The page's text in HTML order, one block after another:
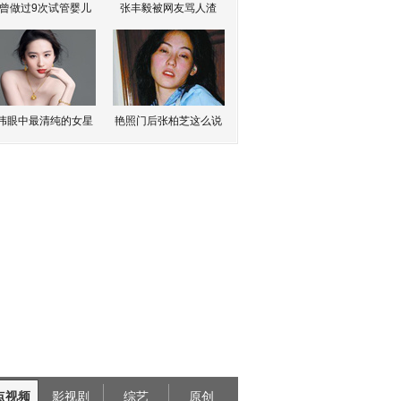
做过9次试管婴儿 张丰毅被网友骂人渣
眼中最清纯的女星 艳照门后张柏芝这么说
视频 影视剧 综艺 原创